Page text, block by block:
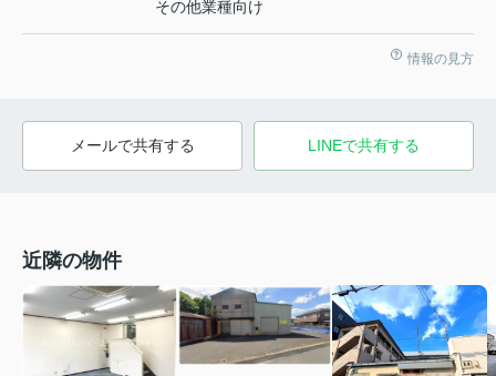
その他業種向け
情報の見方
メールで共有する LINEで共有する
近隣の物件